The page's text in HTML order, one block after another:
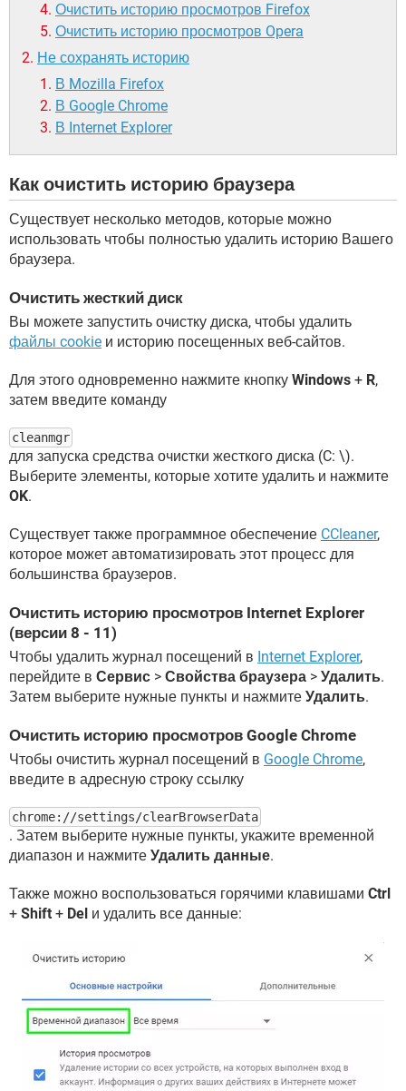
Очистить историю просмотров Firefox
Очистить историю просмотров Opera
Не сохранять историю
В Mozilla Firefox
В Google Chrome
В Internet Explorer
Как очистить историю браузера
Существует несколько методов, которые можно
использовать чтобы полностью удалить историю Вашего
браузера.
Очистить жесткий диск
Вы можете запустить очистку диска, чтобы удалить
файлы cookie и историю посещенных веб-сайтов.
Для этого одновременно нажмите кнопку Windows + R,
затем введите команду
cleanmgr
для запуска средства очистки жесткого диска (C: \).
Выберите элементы, которые хотите удалить и нажмите
OK.
Существует также программное обеспечение CCleaner,
которое может автоматизировать этот процесс для
большинства браузеров.
Очистить историю просмотров Internet Explorer
(версии 8 - 11)
Чтобы удалить журнал посещений в Internet Explorer,
перейдите в Сервис > Свойства браузера > Удалить.
Затем выберите нужные пункты и нажмите Удалить.
Очистить историю просмотров Google Chrome
Чтобы очистить журнал посещений в Google Chrome,
введите в адресную строку ссылку
chrome://settings/clearBrowserData
. Затем выберите нужные пункты, укажите временной
диапазон и нажмите Удалить данные.
Также можно воспользоваться горячими клавишами Ctrl
+ Shift + Del и удалить все данные: